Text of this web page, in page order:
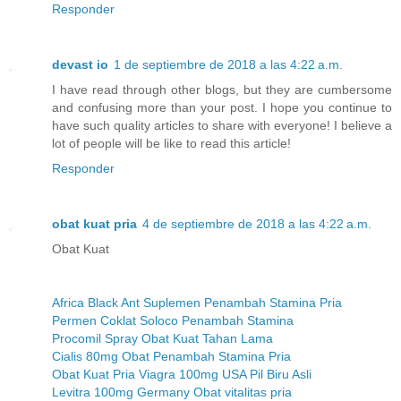
Responder
devast io 1 de septiembre de 2018 a las 4:22 a.m.
I have read through other blogs, but they are cumbersome
and confusing more than your post. I hope you continue to
have such quality articles to share with everyone! I believe a
lot of people will be like to read this article!
Responder
obat kuat pria 4 de septiembre de 2018 a las 4:22 a.m.
Obat Kuat
Africa Black Ant Suplemen Penambah Stamina Pria
Permen Coklat Soloco Penambah Stamina
Procomil Spray Obat Kuat Tahan Lama
Cialis 80mg Obat Penambah Stamina Pria
Obat Kuat Pria Viagra 100mg USA Pil Biru Asli
Levitra 100mg Germany Obat vitalitas pria